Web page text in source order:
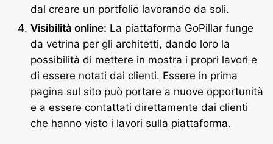
dal creare un portfolio lavorando da soli.
Visibilità online: La piattaforma GoPillar funge
da vetrina per gli architetti, dando loro la
possibilità di mettere in mostra i propri lavori e
di essere notati dai clienti. Essere in prima
pagina sul sito può portare a nuove opportunità
e a essere contattati direttamente dai clienti
che hanno visto i lavori sulla piattaforma.